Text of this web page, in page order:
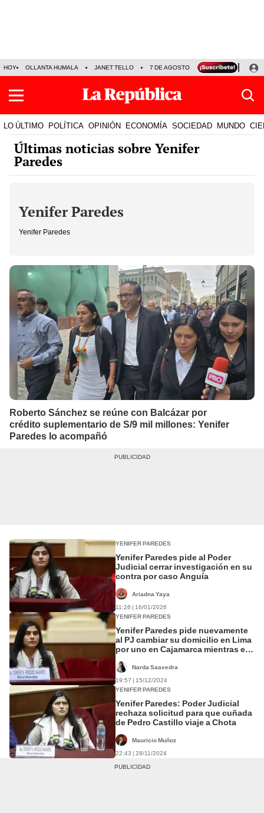
HOY OLLANTA HUMALA JANET TELLO 7 DE AGOSTO TINKA RESULTADOS
LO ÚLTIMO POLÍTICA OPINIÓN ECONOMÍA SOCIEDAD MUNDO
Últimas noticias sobre Yenifer
Paredes
Yenifer Paredes
Yenifer Paredes
Roberto Sánchez se reúne con Balcázar por
crédito suplementario de S/9 mil millones: Yenifer
Paredes lo acompañó
YENIFER PAREDES
Yenifer Paredes pide al Poder
Judicial cerrar investigación en su
contra por caso Anguía
Ariadna Yaya
11:26 | 16/01/2026
YENIFER PAREDES
Yenifer Paredes pide nuevamente
al PJ cambiar su domicilio en Lima
por uno en Cajamarca mientras es
Narda Saavedra
19:57 | 15/12/2024
YENIFER PAREDES
Yenifer Paredes: Poder Judicial
rechaza solicitud para que cuñada
de Pedro Castillo viaje a Chota
Mauricio Muñoz
22:43 | 28/11/2024